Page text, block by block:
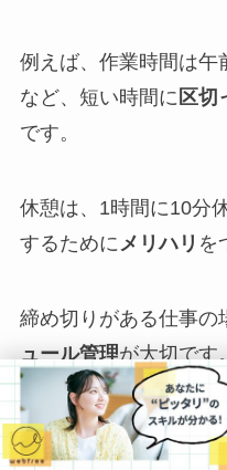
例えば、作業時間は午
など、短い時間に 区切
です。
休憩は、1時間に10分
するためにメリハリ を
締め切りがある仕事の
ュール管理が大切です
例えば、予定外の体調
予定日の2～3日前
に